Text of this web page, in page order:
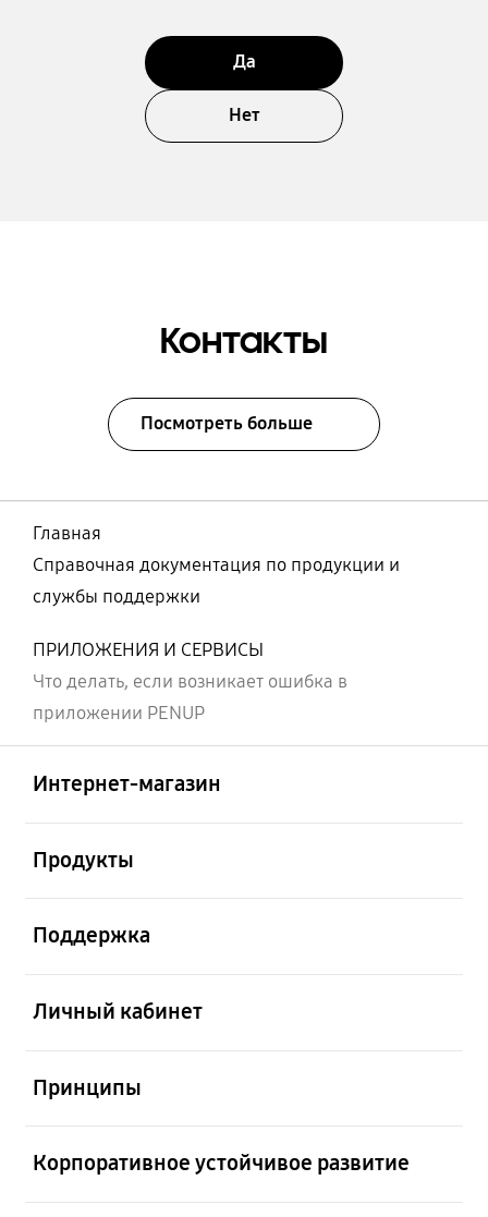
Да
Нет
Контакты
Посмотреть больше
Главная
Справочная документация по продукции и
службы поддержки
ПРИЛОЖЕНИЯ И СЕРВИСЫ
Что делать, если возникает ошибка в
приложении PENUP
Интернет-магазин
Продукты
Поддержка
Личный кабинет
Принципы
Корпоративное устойчивое развитие